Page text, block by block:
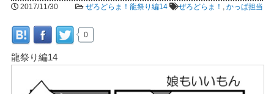
ン
ツ
へ
2017/11/30 ぜろどらま！龍祭り編14 ぜろどらま！ ,かっぱ担当
0
龍祭り編14